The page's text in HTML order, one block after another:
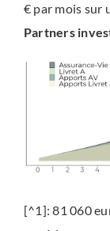
€ par mois sur
Partners
[^1]: 81 060